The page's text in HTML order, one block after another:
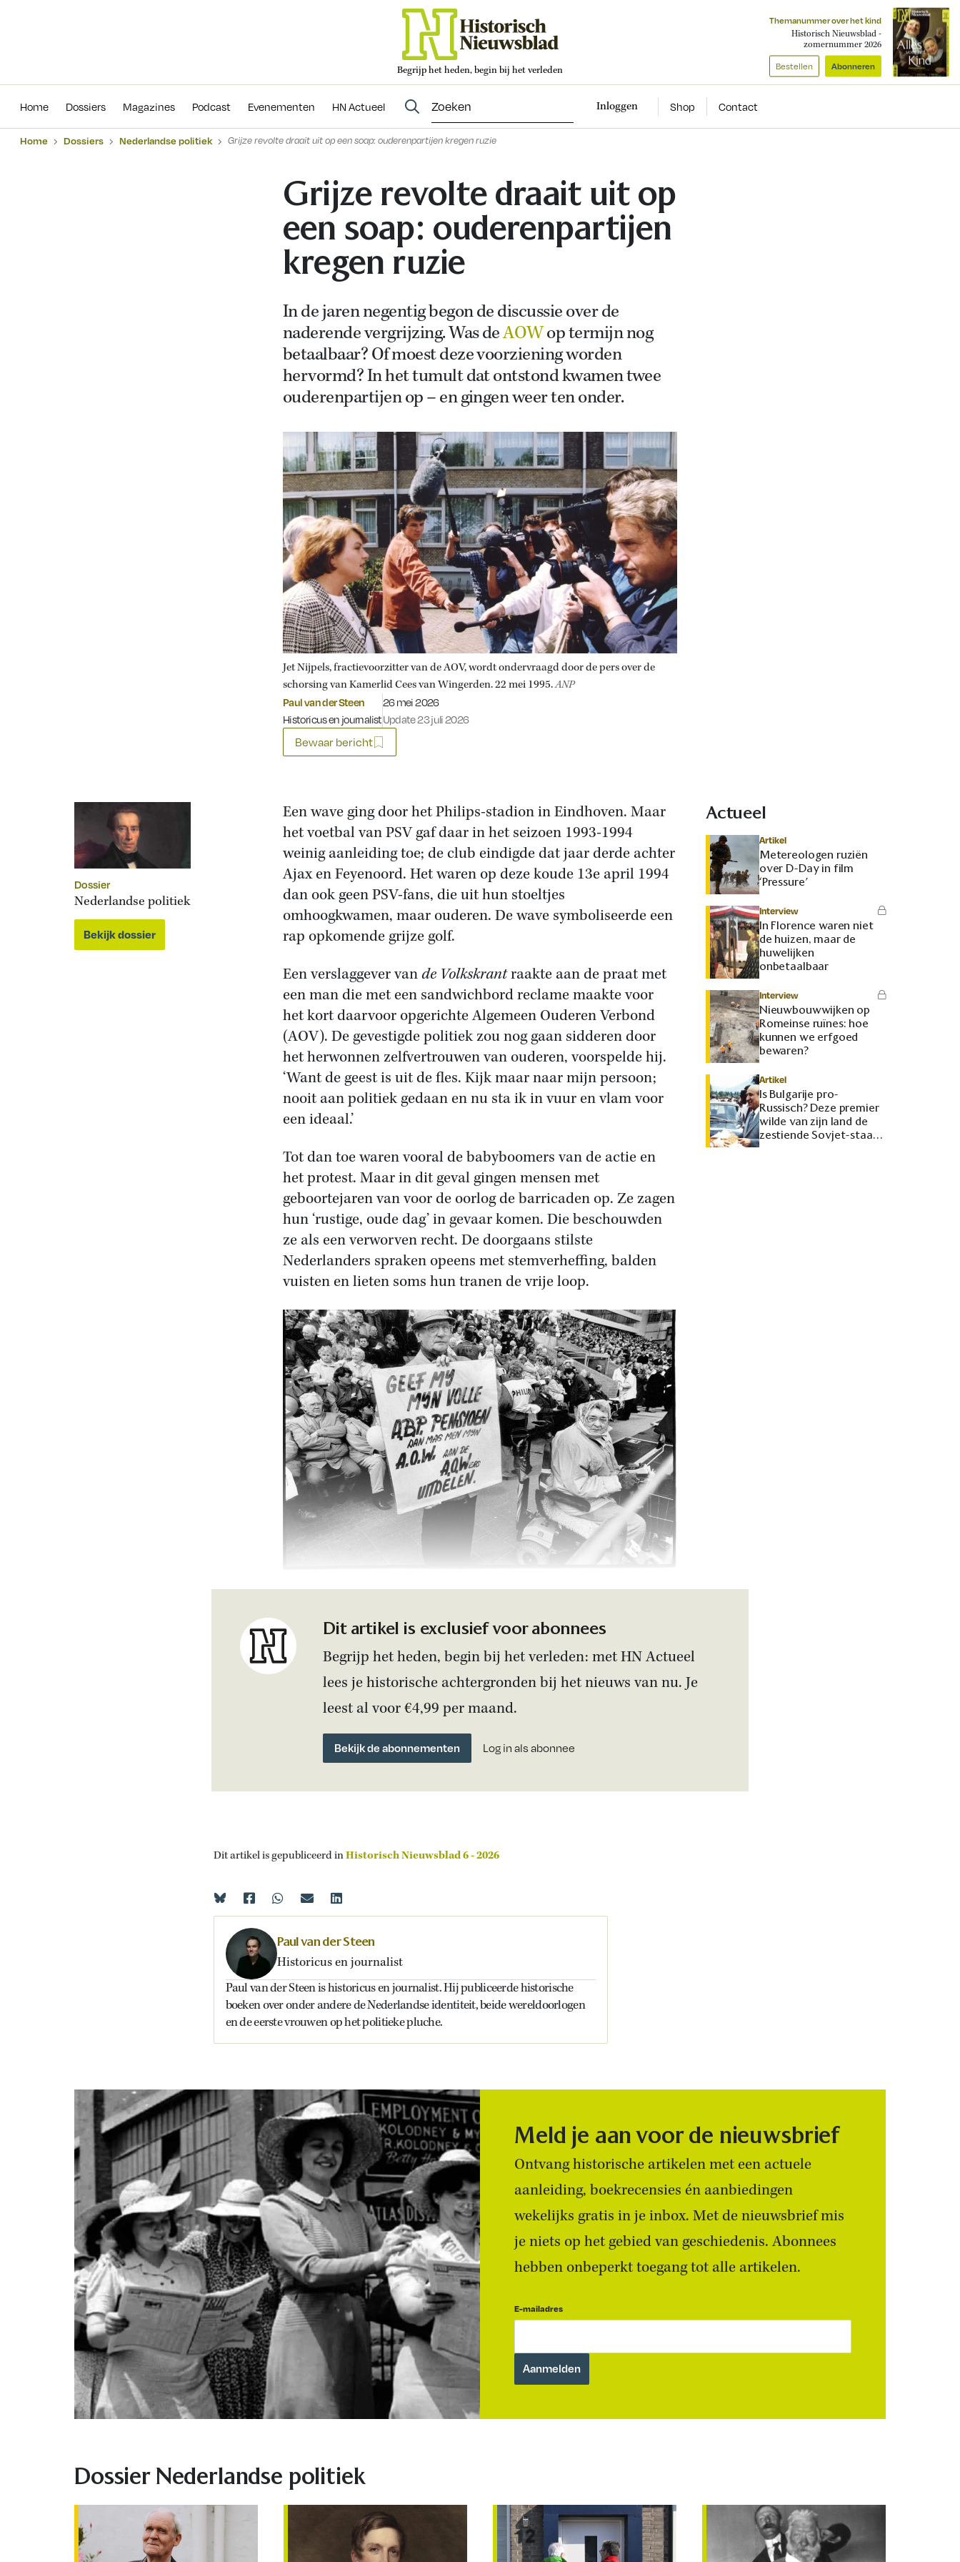
Begrijp het heden, begin bij het verleden
Themanummer over het kind
Historisch Nieuwsblad -
zomernummer 2026
Bestellen Abonneren
Home Dossiers Magazines Podcast Evenementen HN Actueel Inloggen Shop Contact
Evenementen
Home Dossiers Nederlandse politiek Grijze revolte draait uit op een soap: ouderenpartijen kregen ruzie
Grijze revolte draait uit op
een soap: ouderenpartijen
kregen ruzie
In de jaren negentig begon de discussie over de
naderende vergrijzing. Was deAOWop termijn nog
betaalbaar? Of moest deze voorziening worden
hervormd? In het tumult dat ontstond kwamen twee
ouderenpartijen op – en gingen weer ten onder.
Jet Nijpels, fractievoorzitter van de AOV, wordt ondervraagd door de pers over de
schorsing van Kamerlid Cees van Wingerden. 22 mei 1995.ANP
Paul van der Steen
Historicus en journalist
Gepubliceerd op:
26 mei 2026
Update 23 juli 2026
Bewaar bericht
Dossier
Nederlandse politiek
Bekijk dossier
Een wave ging door het Philips-stadion in Eindhoven. Maar
het voetbal van PSV gaf daar in het seizoen 1993-1994
weinig aanleiding toe; de club eindigde dat jaar derde achter
Ajax en Feyenoord. Het waren op deze koude 13e april 1994
dan ook geen PSV-fans, die uit hun stoeltjes
omhoogkwamen, maar ouderen. De wave symboliseerde een
rap opkomende grijze golf.
Een verslaggever vande Volkskrantraakte aan de praat met
een man die met een sandwichbord reclame maakte voor
het kort daarvoor opgerichte Algemeen Ouderen Verbond
(AOV). De gevestigde politiek zou nog gaan sidderen door
het herwonnen zelfvertrouwen van ouderen, voorspelde hij.
‘Want de geest is uit de fles. Kijk maar naar mijn persoon;
nooit aan politiek gedaan en nu sta ik in vuur en vlam voor
een ideaal.’
Tot dan toe waren vooral de babyboomers van de actie en
het protest. Maar in dit geval gingen mensen met
geboortejaren van voor de oorlog de barricaden op. Ze zagen
hun ‘rustige, oude dag’ in gevaar komen. Die beschouwden
ze als een verworven recht. De doorgaans stilste
Nederlanders spraken opeens met stemverheffing, balden
vuisten en lieten soms hun tranen de vrije loop.
Dit artikel is exclusief voor abonnees
Begrijp het heden, begin bij het verleden: met HN Actueel
lees je historische achtergronden bij het nieuws van nu. Je
leest al voor €4,99 per maand.
Bekijk de abonnementen Log in als abonnee
Actueel
Artikel
Metereologen ruziën
over D-Day in film
‘Pressure’
Interview
In Florence waren niet
de huizen, maar de
huwelijken
onbetaalbaar
Interview
Nieuwbouwwijken op
Romeinse ruïnes: hoe
kunnen we erfgoed
bewaren?
Artikel
Is Bulgarije pro-
Russisch? Deze premier
wilde van zijn land de
zestiende Sovjet-staat
maken
Dit artikel is gepubliceerd inHistorisch Nieuwsblad 6 - 2026
Paul van der Steen
Historicus en journalist
Paul van der Steen is historicus en journalist. Hij publiceerde historische
boeken over onder andere de Nederlandse identiteit, beide wereldoorlogen
en de eerste vrouwen op het politieke pluche.
Meld je aan voor de nieuwsbrief
Ontvang historische artikelen met een actuele
aanleiding, boekrecensies én aanbiedingen
wekelijks gratis in je inbox. Met de nieuwsbrief mis
je niets op het gebied van geschiedenis. Abonnees
hebben onbeperkt toegang tot alle artikelen.
E-mailadres
Dossier Nederlandse politiek